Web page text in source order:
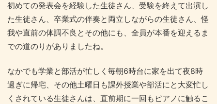
初めての発表会を経験した生徒さん、受験を終えて出演し
た生徒さん、卒業式の伴奏と両立しながらの生徒さん、怪
我や直前の体調不良とその他にも、全員が本番を迎えるま
での道のりがありましたね。
なかでも学業と部活が忙しく毎朝6時台に家を出て夜8時
過ぎに帰宅、その他土曜日も課外授業や部活にと大変忙し
くされている生徒さんは、直前期に一回もピアノに触るこ